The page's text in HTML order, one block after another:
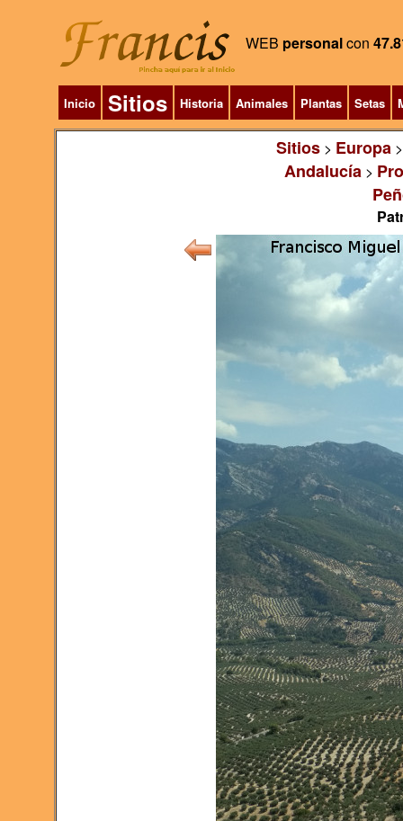
WEB personalcon
Inicio Sitios Historia Animales Plantas Setas
Sitios> Europa
Andalucía>